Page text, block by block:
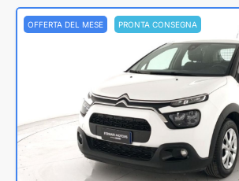
OFFERTA DEL MESE PRONTA CONSEGNA